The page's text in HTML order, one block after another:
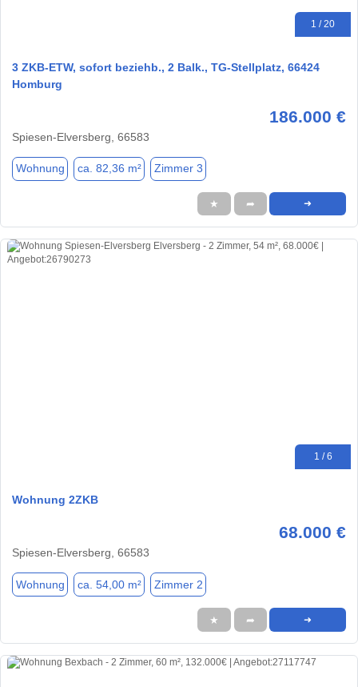
1 / 20
3 ZKB-ETW, sofort beziehb., 2 Balk., TG-Stellplatz, 66424
Homburg
186.000 €
Spiesen-Elversberg, 66583
Wohnung ca. 82,36 m² Zimmer 3
★ ➦ ➜
1 / 6
Wohnung 2ZKB
68.000 €
Spiesen-Elversberg, 66583
Wohnung ca. 54,00 m² Zimmer 2
★ ➦ ➜